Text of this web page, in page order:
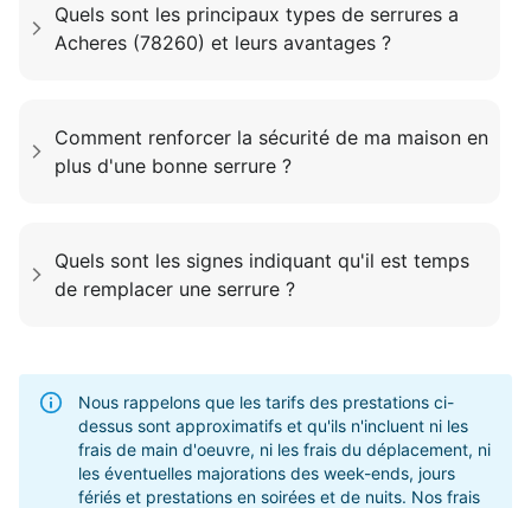
Quels sont les principaux types de serrures a
Acheres (78260) et leurs avantages ?
Comment renforcer la sécurité de ma maison en
plus d'une bonne serrure ?
Quels sont les signes indiquant qu'il est temps
de remplacer une serrure ?
Nous rappelons que les tarifs des prestations ci-
dessus sont approximatifs et qu'ils n'incluent ni les
frais de main d'oeuvre, ni les frais du déplacement, ni
les éventuelles majorations des week-ends, jours
fériés et prestations en soirées et de nuits. Nos frais